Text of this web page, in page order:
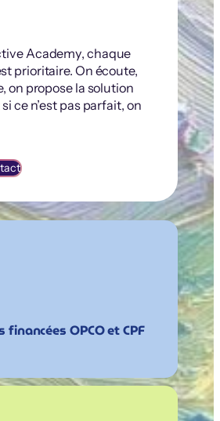
Academy, chaque
prioritaire. On écoute,
on propose la solution
ce n’est pas parfait, on
OPCO et CPF